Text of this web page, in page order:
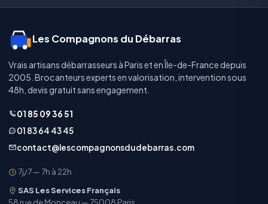
Les Compagnons du Débarras
Vrais artisans débarrasseurs à Paris et en Île-de-France depuis
2005. Brocanteurs experts en valorisation, intervention sous
48h, devis gratuit sans engagement.
01 85 09 36 51
01 83 64 43 45
contact@lescompagnonsdudebarras.com
7j/7 — 7h à 22h
SAS Les Services Français
58 rue de Monceau — 75008 Paris